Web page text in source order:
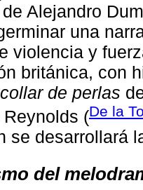
de Alejandro
una
violencia y
británica, con
de perlas
Reynolds (De la
se desarrollará
del